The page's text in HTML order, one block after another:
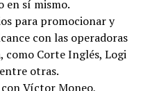
en sí mismo.
para promocionar y
con las operadoras
como Corte Inglés, Logi
otras.
Víctor Moneo,